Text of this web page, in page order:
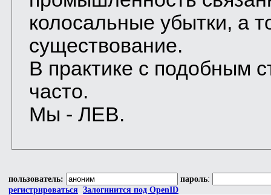
колосальные убытки, а
существование.
В практике с подобным
часто.
Мы - ЛЕВ.
пользователь: пароль:
регистрироваться Залогинится под OpenID